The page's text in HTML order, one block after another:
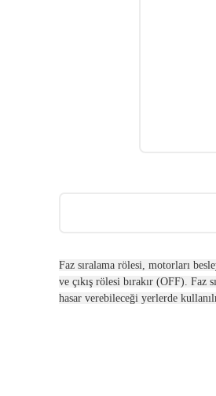
Faz sıralama rölesi, motorları
ve çıkış rölesi bırakır (OFF).
hasar verebileceği yerlerde